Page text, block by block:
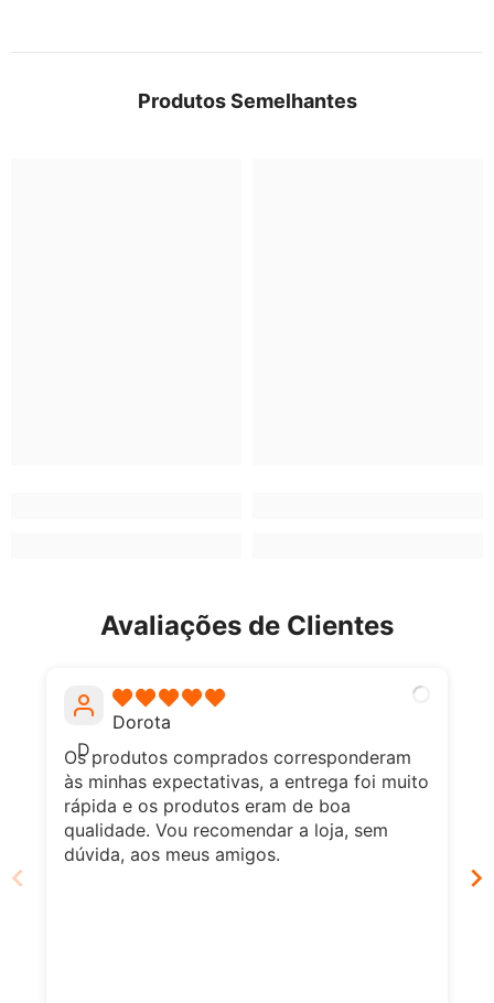
Produtos Semelhantes
Avaliações de Clientes
D
Dorota
Os produtos comprados corresponderam
às minhas expectativas, a entrega foi muito
rápida e os produtos eram de boa
qualidade. Vou recomendar a loja, sem
dúvida, aos meus amigos.